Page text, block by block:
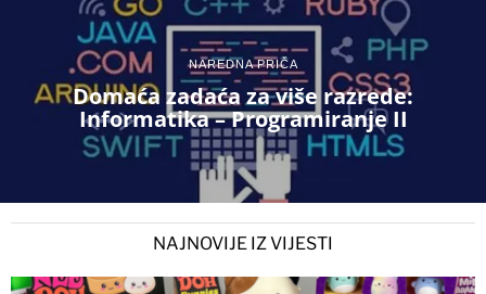
NAREDNA PRIČA
Domaća zadaća za više razrede:
Informatika – Programiranje II
NAJNOVIJE IZ VIJESTI